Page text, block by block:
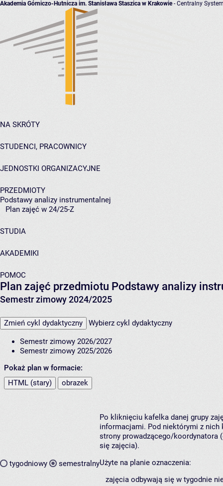
Akademia Górniczo-Hutnicza im. Stanisława Staszica w Krakowie- Centralny
NA SKRÓTY
STUDENCI, PRACOWNICY
JEDNOSTKI ORGANIZACYJNE
PRZEDMIOTY
Podstawy analizy instrumentalnej
Plan zajęć w 24/25-Z
STUDIA
AKADEMIKI
POMOC
Plan zajęć przedmiotu Podstawy analizy
Semestr zimowy 2024/2025
Zmień cykl dydaktyczny Wybierz cykl dydaktyczny
Semestr zimowy 2026/2027
Semestr zimowy 2025/2026
Pokaż plan w formacie:
HTML (stary)
obrazek
tygodniowy semestralny
Po kliknięciu kafelka danej grupy
informacjami. Pod niektórymi z nich
strony prowadzącego/koordynatora
się zajęcia).
Użyte na planie oznaczenia:
zajęcia odbywają się w tygodnie